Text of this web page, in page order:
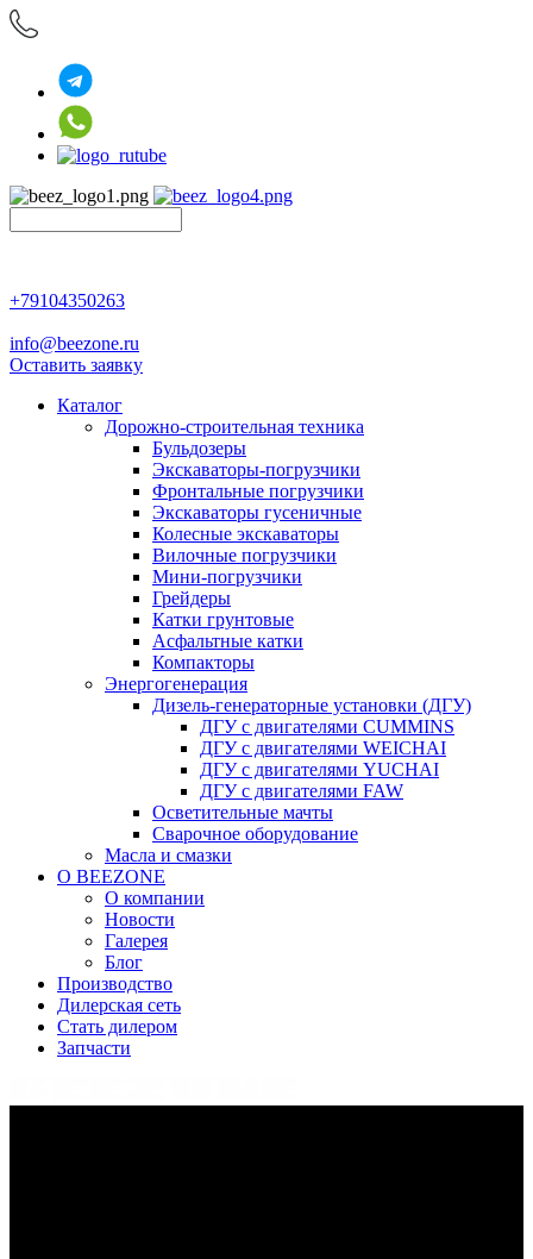
+79104350263
info@beezone.ru
Оставить заявку
Каталог
Дорожно-строительная техника
Бульдозеры
Экскаваторы-погрузчики
Фронтальные погрузчики
Экскаваторы гусеничные
Колесные экскаваторы
Вилочные погрузчики
Мини-погрузчики
Грейдеры
Катки грунтовые
Асфальтные катки
Компакторы
Энергогенерация
Дизель-генераторные установки (ДГУ)
ДГУ с двигателями CUMMINS
ДГУ с двигателями WEICHAI
ДГУ с двигателями YUCHAI
ДГУ с двигателями FAW
Осветительные мачты
Сварочное оборудование
Масла и смазки
О BEEZONE
О компании
Новости
Галерея
Блог
Производство
Дилерская сеть
Стать дилером
Запчасти